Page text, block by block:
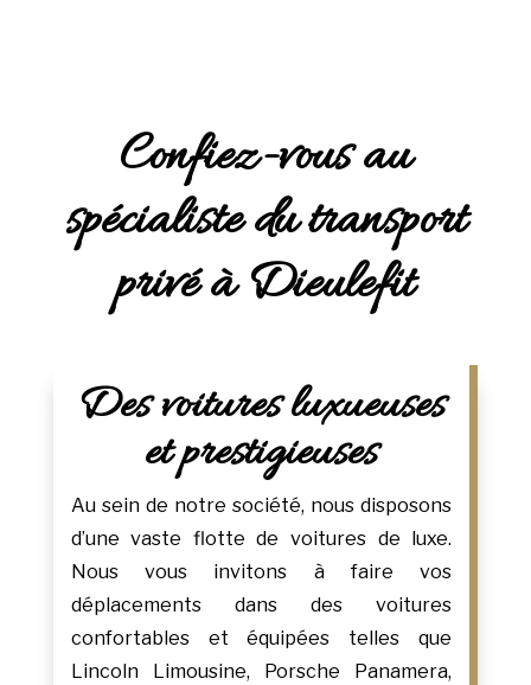
Confiez-vous au
spécialiste du transport
privé à Dieulefit
Des voitures luxueuses
et prestigieuses
Au sein de notre société, nous disposons
d’une vaste flotte de voitures de luxe.
Nous vous invitons à faire vos
déplacements dans des voitures
confortables et équipées telles que
Lincoln Limousine, Porsche Panamera,